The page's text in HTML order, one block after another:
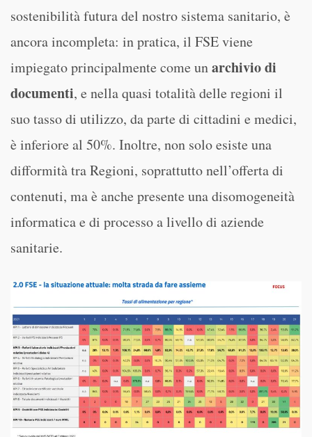
sostenibilità futura del nostro sistema sanitario, è
ancora incompleta: in pratica, il FSE viene
impiegato principalmente come unarchivio di
documenti, e nella quasi totalità delle regioni il
suo tasso di utilizzo, da parte di cittadini e medici,
è inferiore al 50%. Inoltre, non solo esiste una
difformità tra Regioni, soprattutto nell’offerta di
contenuti, ma è anche presente una disomogeneità
informatica e di processo a livello di aziende
sanitarie.